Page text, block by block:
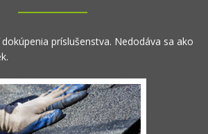
príslušenstva. Nedodáva sa ako